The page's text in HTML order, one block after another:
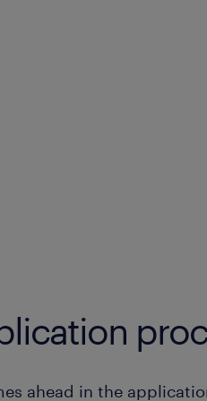
ahead in the